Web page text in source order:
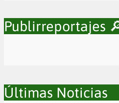
Publirreportajes
Últimas Noticias